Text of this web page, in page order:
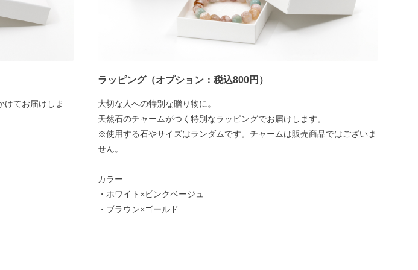
けてお届けしま
ラッピング（オプション：税込800円）
大切な人への特別な贈り物に。
天然石のチャームがつく特別なラッピングでお届けします。
※使用する石やサイズはランダムです。チャームは販売商品ではございま
せん。
カラー
・ホワイト×ピンクベージュ
・ブラウン×ゴールド